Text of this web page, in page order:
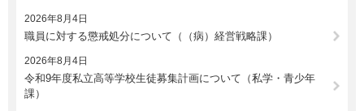
2026年8月4日
職員に対する懲戒処分について（（病）経営戦略課）
2026年8月4日
令和9年度私立高等学校生徒募集計画について（私学・青少年
課）